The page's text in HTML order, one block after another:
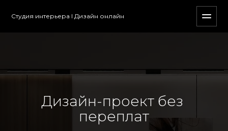
Студия интерьера I Дизайн онлайн
Дизайн-проект без
переплат